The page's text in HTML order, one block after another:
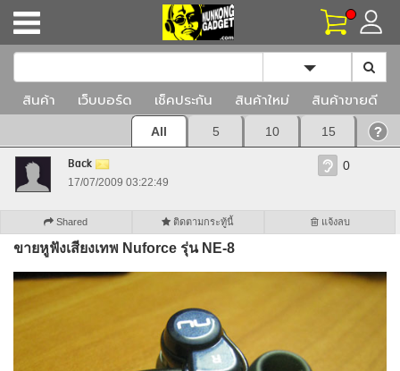
Toggle
สินค้า เว็บบอร์ด เช็คประกัน สินค้าใหม่ สินค้าขายดี
All 5 10 15
Back
17/07/2009 03:22:49
0
Shared ติดตามกระทู้นี้ แจ้งลบ
ขายหูฟังเสียงเทพ Nuforce รุ่น NE-8